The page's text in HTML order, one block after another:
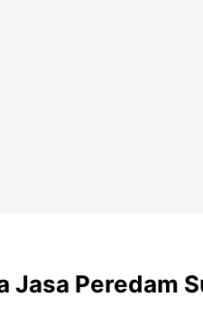
Peredam